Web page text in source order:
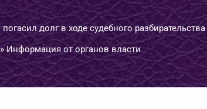
долг в ходе судебного разбирательства
»Информация от органов власти